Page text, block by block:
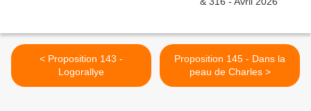
< Proposition 143 -
Logorallye
Proposition 145 - Dans la
peau de Charles >